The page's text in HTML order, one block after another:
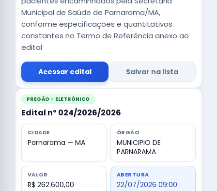
Municipal de Saúde de Parnarama/MA,
conforme especificações e quantitativos
constantes no Termo de Referência anexo ao
edital
Acessar edital Salvar na lista
PREGÃO - ELETRÔNICO
Edital nº 024/2026/2026
CIDADE
Parnarama — MA
ÓRGÃO
MUNICIPIO DE
PARNARAMA
VALOR
R$ 262.600,00
ABERTURA
22/07/2026 09:00